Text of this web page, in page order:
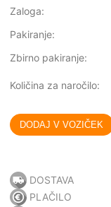
Zaloga:
Pakiranje:
Zbirno pakiranje:
Količina za naročilo:
DOSTAVA
PLAČILO